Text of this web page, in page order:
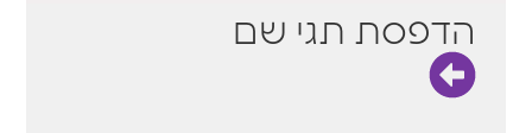
הדפסת תגי שם